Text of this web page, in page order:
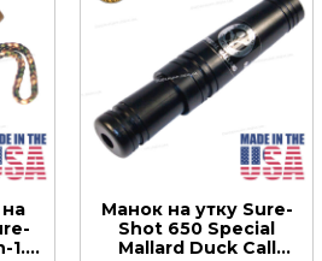
1.
Манок на утку Sure-
Shot 650 Special
Mallard Duck Call